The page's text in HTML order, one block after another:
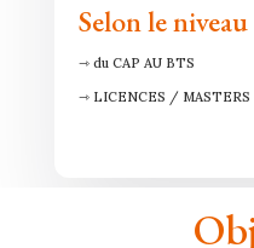
Selon le
⇾ du CAP AU BTS
⇾ LICENCES / MASTERS